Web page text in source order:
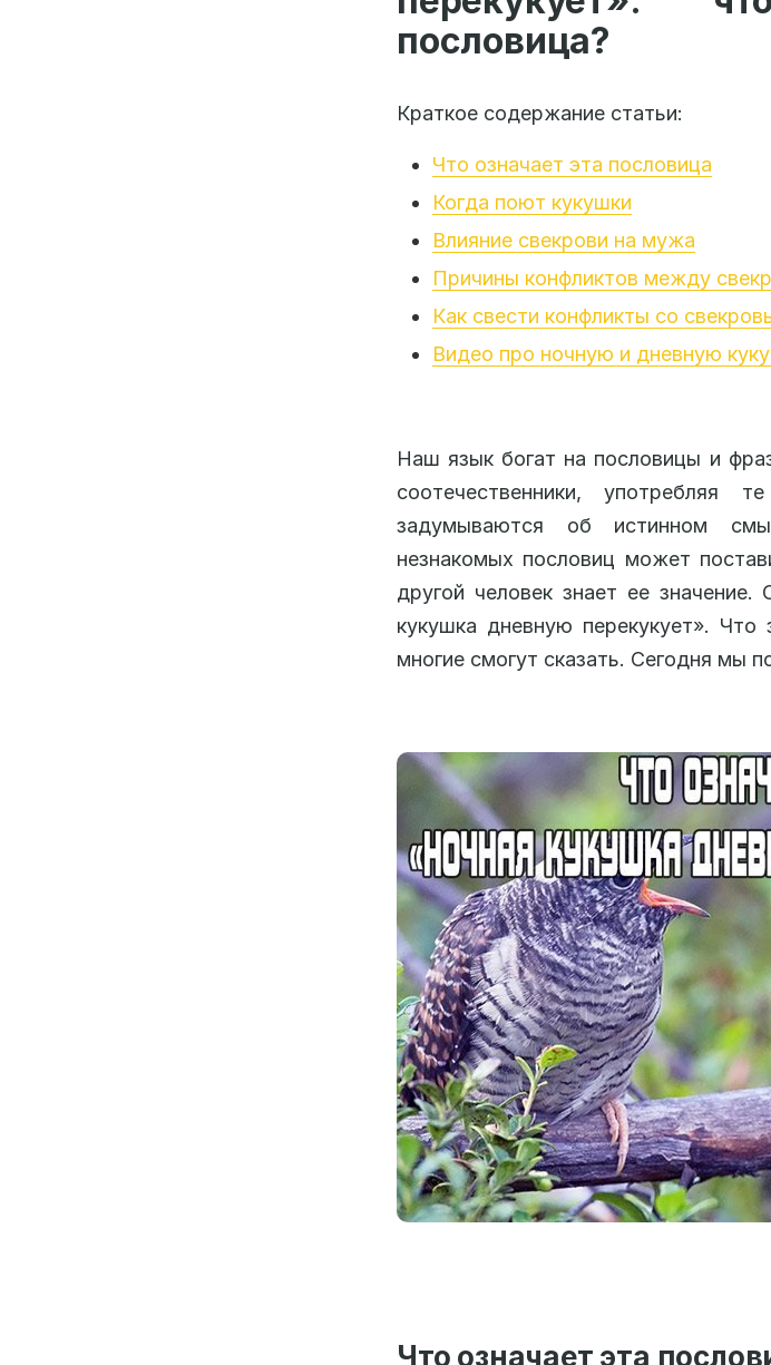
пословица?
Краткое содержание статьи:
Что означает эта пословица
Когда поют кукушки
Влияние свекрови на мужа
Причины конфликтов между
Как свести конфликты со
Видео про ночную и дневную
Наш язык богат на пословицы и
соотечественники,
задумываются об истинном
незнакомых пословиц может
другой человек знает ее
кукушка дневную перекукует».
многие смогут сказать. Сегодня мы
Что означает эта